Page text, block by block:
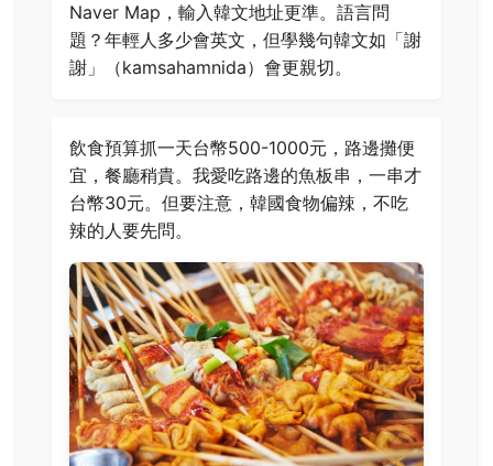
Naver Map，輸入韓文地址更準。語言問
題？年輕人多少會英文，但學幾句韓文如「謝
謝」（kamsahamnida）會更親切。
飲食預算抓一天台幣500-1000元，路邊攤便
宜，餐廳稍貴。我愛吃路邊的魚板串，一串才
台幣30元。但要注意，韓國食物偏辣，不吃
辣的人要先問。